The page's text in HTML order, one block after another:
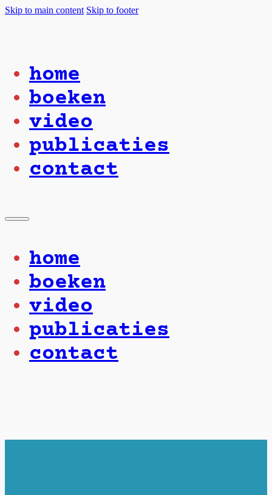
Skip to main content Skip to footer
home
boeken
video
publicaties
contact
home
boeken
video
publicaties
contact